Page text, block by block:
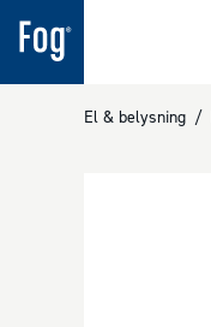
El & belysning /